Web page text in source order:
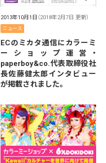
2013年10月1日 （2018年2月7日 更新）
ニュース
ECのミカタ通信にカラーミ
ーショップ運営・
paperboy&co.代表取締役社
長佐藤健太郎インタビュー
が掲載されました。